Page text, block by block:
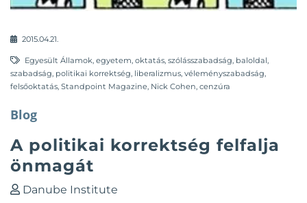
2015.04.21.
Egyesült Államok, egyetem, oktatás, szólásszabadság, baloldal,
szabadság, politikai korrektség, liberalizmus, véleményszabadság,
felsőoktatás, Standpoint Magazine, Nick Cohen, cenzúra
Blog
A politikai korrektség felfalja
önmagát
Danube Institute